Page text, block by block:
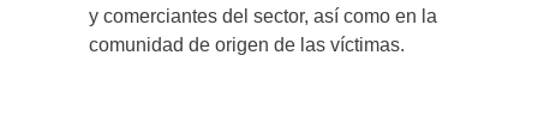
y comerciantes del sector, así como en la
comunidad de origen de las víctimas.